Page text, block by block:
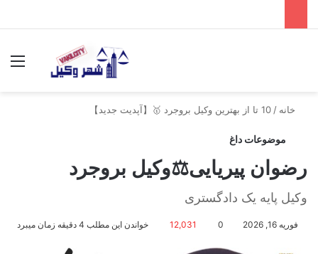
خانه / 10 تا از بهترین وکیل بروجرد 🥇【آپدیت جدید】
موضوعات داغ
رضوان پیریایی⚖️وکیل بروجرد
وکیل پایه یک دادگستری
فوریه 16, 2026 0
12,031 خواندن این مطلب 4 دقیقه زمان میبرد